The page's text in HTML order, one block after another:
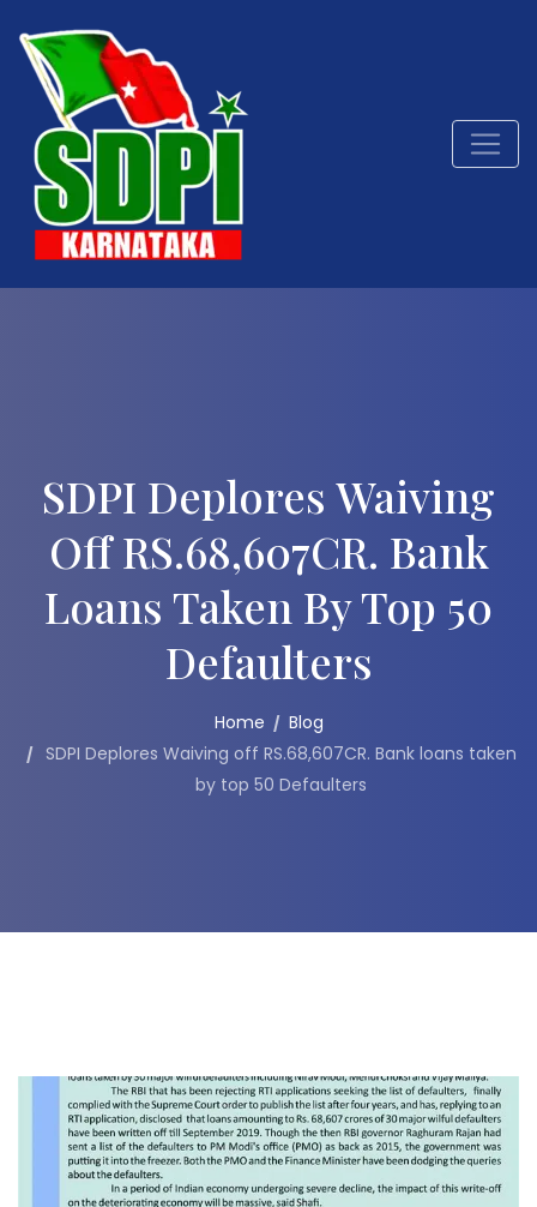
SDPI Deplores Waiving
Off RS.68,607CR. Bank
Loans Taken By Top 50
Defaulters
Home
Blog
SDPI Deplores Waiving off RS.68,607CR. Bank loans taken
by top 50 Defaulters